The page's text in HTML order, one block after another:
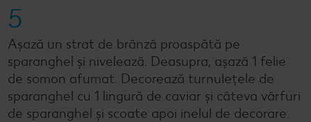
5
Așază un strat de brânză proaspătă pe
sparanghel și nivelează. Deasupra, așază 1 felie
de somon afumat. Decorează turnulețele de
sparanghel cu 1 lingură de caviar și câteva vârfuri
de sparanghel și scoate apoi inelul de decorare.